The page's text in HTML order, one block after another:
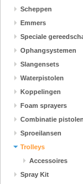
Scheppen
Emmers
Speciale
Ophangsystemen
Slangensets
Waterpistolen
Koppelingen
Foam sprayers
Combinatie pistolen
Sproeilansen
Trolleys
Accessoires
Spray Kit